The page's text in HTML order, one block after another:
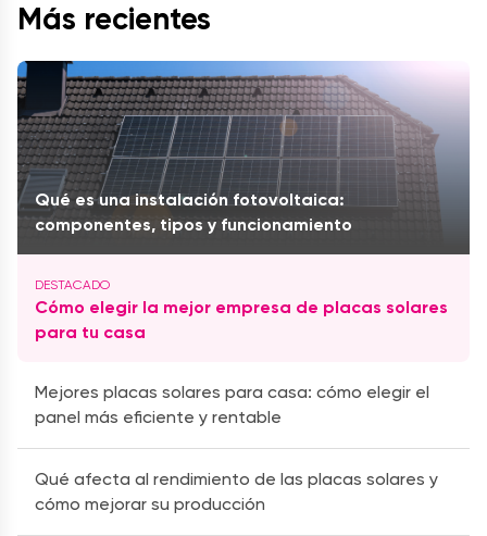
Más recientes
Qué es una instalación fotovoltaica:
componentes, tipos y funcionamiento
Cómo elegir la mejor empresa de placas solares
para tu casa
Mejores placas solares para casa: cómo elegir el
panel más eficiente y rentable
Qué afecta al rendimiento de las placas solares y
cómo mejorar su producción